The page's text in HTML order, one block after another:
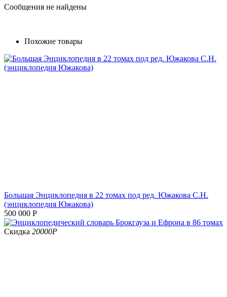
Сообщения не найдены
Похожие товары
Большая Энциклопедия в 22 томах под ред. Южакова С.Н.
(энциклопедия Южакова)
500 000 Р
Скидка 20000Р